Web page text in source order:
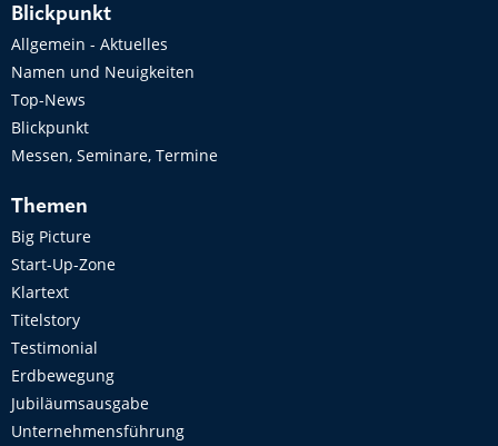
Blickpunkt
Allgemein - Aktuelles
Namen und Neuigkeiten
Top-News
Blickpunkt
Messen, Seminare, Termine
Themen
Big Picture
Start-Up-Zone
Klartext
Titelstory
Testimonial
Erdbewegung
Jubiläumsausgabe
Unternehmensführung